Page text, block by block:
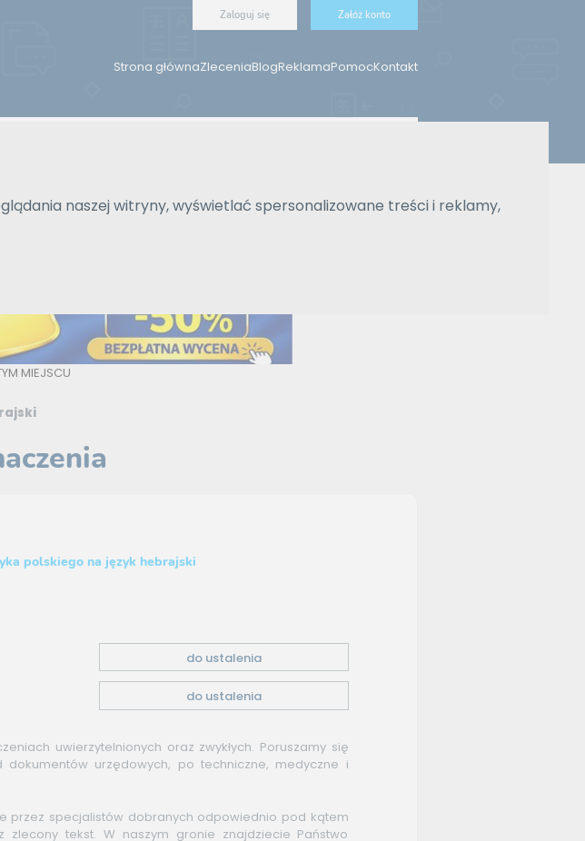
naszej witryny, wyświetlać spersonalizowane treści i reklamy,
Zaloguj się Załóż konto
Strona głównaZleceniaBlogReklamaPomocKontakt
MIEJSCU
polskiego na język hebrajski
do ustalenia
do ustalenia
uwierzytelnionych oraz zwykłych. Poruszamy się
urzędowych, po techniczne, medyczne i
przez specjalistów dobranych odpowiednio pod kątem
zlecony tekst. W naszym gronie znajdziecie Państwo